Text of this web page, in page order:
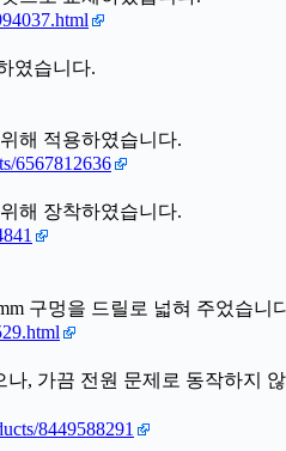
였습니다.
해 적용하였습니다.
6567812636
해 장착하였습니다.
구멍을 드릴로 넓혀 주었습니
, 가끔 전원 문제로 동작하지
8449588291